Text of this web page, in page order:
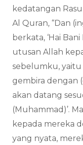
kedatangan
Al Quran, “Dan
berkata, ‘Hai
utusan Allah
sebelumku,
gembira dengan
akan datang
(Muhammad)’.
kepada mereka
yang nyata,